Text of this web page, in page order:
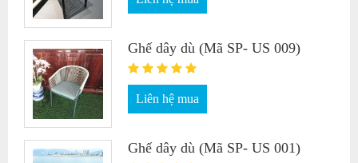
Ghế dây dù (Mã SP- US 009)
Liên hệ mua
Ghế dây dù (Mã SP- US 001)